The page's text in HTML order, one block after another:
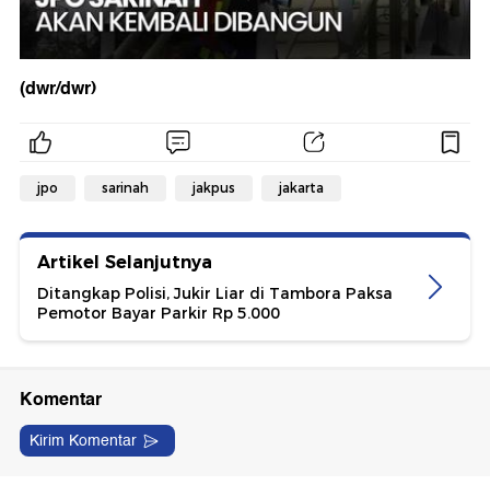
(dwr/dwr)
jpo sarinah jakpus jakarta
Artikel Selanjutnya
Ditangkap Polisi, Jukir Liar di Tambora Paksa
Pemotor Bayar Parkir Rp 5.000